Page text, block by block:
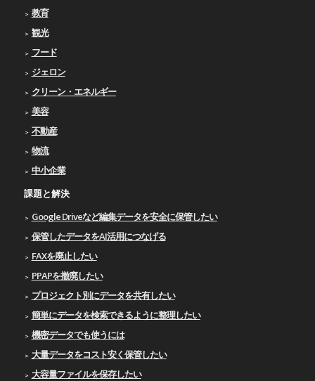
教育
観光
フード
ジェロン
クリーン・エネルギー
美容
不動産
物流
中小企業
課題と解決
Google Driveなど編集データを安全に保管したい
保管したデータをAI活用につなげる
FAXを廃止したい
PPAPを撤廃したい
プロジェクト別にデータを共有したい
簡単にデータを検索できるように整理したい
機密データでも使うには
大量データをコスト安く保管したい
大容量ファイルを保存したい